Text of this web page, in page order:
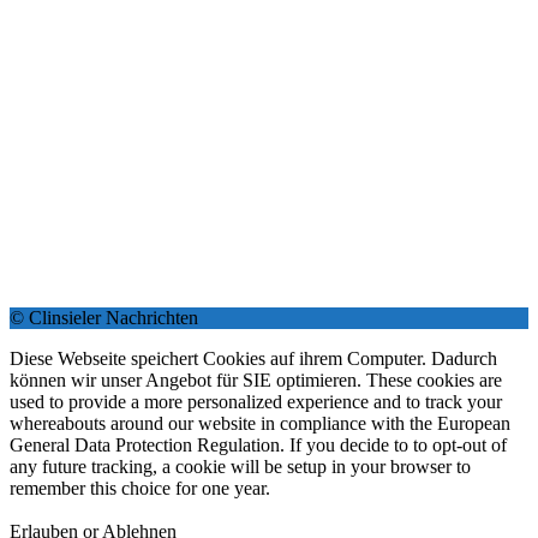
© Clinsieler Nachrichten
Diese Webseite speichert Cookies auf ihrem Computer. Dadurch
können wir unser Angebot für SIE optimieren. These cookies are
used to provide a more personalized experience and to track your
whereabouts around our website in compliance with the European
General Data Protection Regulation. If you decide to to opt-out of
any future tracking, a cookie will be setup in your browser to
remember this choice for one year.
Erlauben or Ablehnen